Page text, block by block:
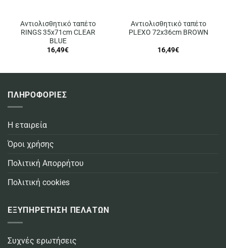
Αντιολισθητικό ταπέτο
RINGS 35x71cm CLEAR
BLUE
16,49€
Αντιολισθητικό ταπέτο
PLEXO 72x36cm BROWN
16,49€
ΠΛΗΡΟΦΟΡΙΕΣ
Η εταιρεία
Όροι χρήσης
Πολιτική Απορρήτου
Πολιτική cookies
ΕΞΥΠΗΡΕΤΗΣΗ ΠΕΛΑΤΩΝ
Συχνές ερωτήσεις